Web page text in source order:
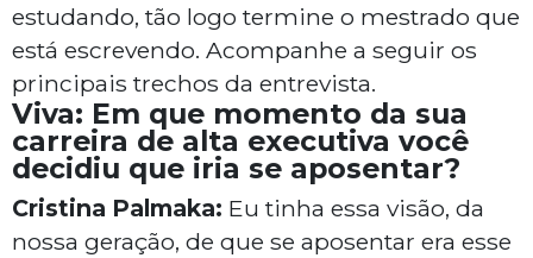
estudando, tão logo termine o mestrado que
está escrevendo. Acompanhe a seguir os
principais trechos da entrevista.
Viva: Em que momento da sua
carreira de alta executiva você
decidiu que iria se aposentar?
Cristina Palmaka: Eu tinha essa visão, da
nossa geração, de que se aposentar era esse